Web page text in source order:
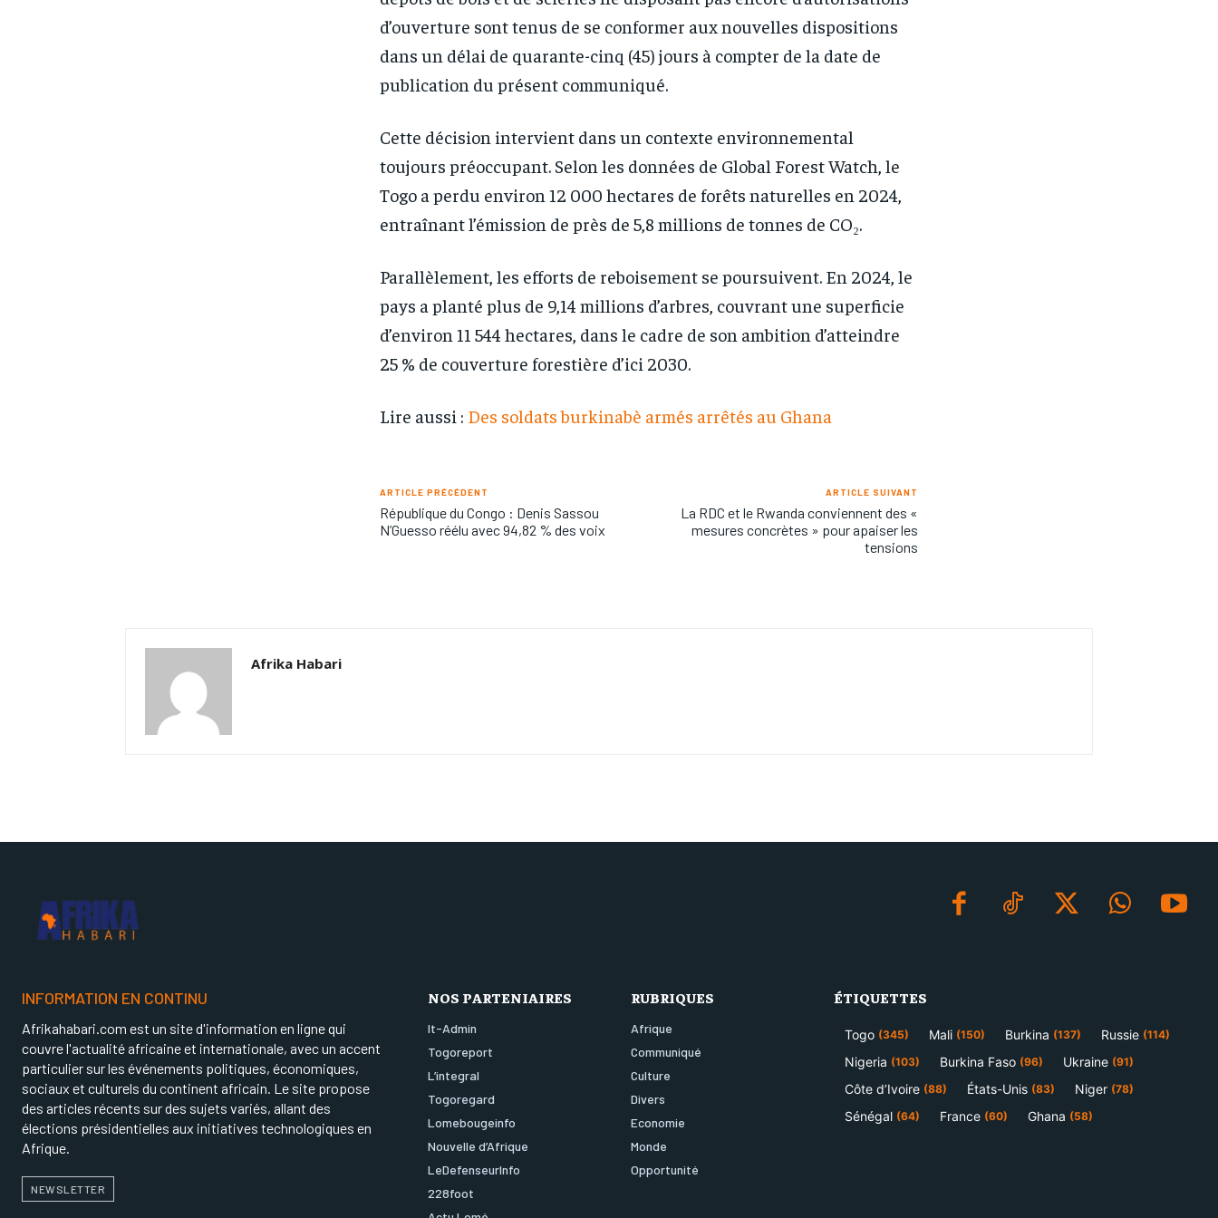
d’ouverture sont tenus de se conformer aux nouvelles dispositions
dans un délai de quarante-cinq (45) jours à compter de la date de
publication du présent communiqué.
Cette décision intervient dans un contexte environnemental
toujours préoccupant. Selon les données de Global Forest Watch, le
Togo a perdu environ 12 000 hectares de forêts naturelles en 2024,
entraînant l’émission de près de 5,8 millions de tonnes de CO₂.
Parallèlement, les efforts de reboisement se poursuivent. En 2024, le
pays a planté plus de 9,14 millions d’arbres, couvrant une superficie
d’environ 11 544 hectares, dans le cadre de son ambition d’atteindre
25 % de couverture forestière d’ici 2030.
Lire aussi : Des soldats burkinabè armés arrêtés au Ghana
ARTICLE PRÉCÉDENT
République du Congo : Denis Sassou
N’Guesso réélu avec 94,82 % des voix
ARTICLE SUIVANT
La RDC et le Rwanda conviennent des «
mesures concrètes » pour apaiser les
tensions
Afrika Habari
INFORMATION EN CONTINU
Afrikahabari.com est un site d'information en ligne qui
couvre l'actualité africaine et internationale, avec un accent
particulier sur les événements politiques, économiques,
sociaux et culturels du continent africain. Le site propose
des articles récents sur des sujets variés, allant des
élections présidentielles aux initiatives technologiques en
Afrique.
NEWSLETTER
NOS PARTENIAIRES
It-Admin
Togoreport
L’integral
Togoregard
Lomebougeinfo
Nouvelle d’Afrique
LeDefenseurInfo
228foot
RUBRIQUES
Afrique
Communiqué
Culture
Divers
Economie
Monde
Opportunité
ÉTIQUETTES
Togo (345) Mali (150) Burkina (137) Russie (114)
Nigeria (103) Burkina Faso (96) Ukraine (91)
Côte d’Ivoire (88) États-Unis (83) Niger (78)
Sénégal (64) France (60) Ghana (58)